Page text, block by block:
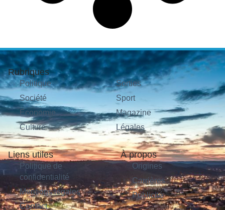
Rubriques
Politique
Société
Économie
Culture
Sorties
Sport
Magazine
Légales
Liens utiles
Politique de
confidentialité
Mentions légales
Contact
À propos
Origines
Carrières
Publicité